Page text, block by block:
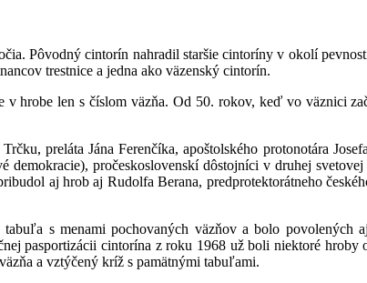
Pôvodný cintorín nahradil staršie cintoríny v okolí
trestnice a jedna ako väzenský cintorín.
hrobe len s číslom väzňa. Od 50. rokov, keď vo väznici
preláta Jána Ferenčíka, apoštolského protonotára
pročeskoslovenskí dôstojníci v druhej
aj hrob aj Rudolfa Berana, predprotektorátneho
s menami pochovaných väzňov a bolo povolených
pasportizácii cintorína z roku 1968 už boli niektoré hroby
a vztýčený kríž s pamätnými tabuľami.